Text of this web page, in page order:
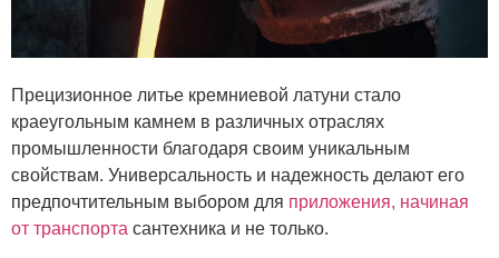
Прецизионное литье кремниевой латуни стало
краеугольным камнем в различных отраслях
промышленности благодаря своим уникальным
свойствам. Универсальность и надежность делают его
предпочтительным выбором для приложения, начиная
от транспорта сантехника и не только.